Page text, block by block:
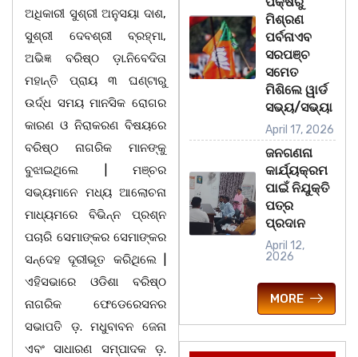
ଅଧିକାରୀ ସୁଶ୍ରୀ ଅନୁସୟା ଦାଶ,
ସୁଶ୍ରୀ ଦେବଶ୍ରୀ ବ୍ରହ୍ମା,
ଅଭିଜ୍ଞ ବରିଷ୍ଠ ଡ଼ା.ନିବେଦିତା
ମହାନ୍ତି ପ୍ରାୟ ୩ ଘଣ୍ଟାରୁ
ଉର୍ଦ୍ଧ ସମୟ ମାନସିକ ରୋଗର
କାରଣ ଓ ନିରାକରଣ ବିଷୟରେ
ବରିଷ୍ଠ ନାଗରିକ ମାନଙ୍କୁ
ବୁଝାଇଥିଲେ | ମଞ୍ଚର
ସଭ୍ୟମାନେ ମଧ୍ୟ ଆଲୋଚନା
ମାଧ୍ୟମରେ ବିଭିନ୍ନ ପ୍ରଶ୍ନ
ପଚାରି ସେମାଙ୍କର ସେମାଙ୍କର
ସନ୍ଦେହ ଦୂରୀଭୂତ କରିଥିଲେ |
ଏହିସଭାରେ ଓଡିଶା ବରିଷ୍ଠ
ନାଗରିକ ଫେଡେରେସନର
ସଭାପତି ଡ଼. ମଧୁବାବନ ଜେନା
ଏବଂ ସାଧାରଣ ସମ୍ପାଦକ ଡ଼.
ମିଶ୍ରଣ
ପର୍ବନାଏବ
ସରପଞ୍ଚ
ସମେତ
ମିଶିଲେ ୱାର୍ଡ
ସଭ୍ୟ/ସଭ୍ୟା
April 17, 2026
ଜନଗଣନା
କାର୍ଯ୍ୟକ୍ରମ
ପାଇଁ ନିଯୁକ୍ତି
ପତ୍ର
ପ୍ରଦାନ
April 12,
2026
MORE